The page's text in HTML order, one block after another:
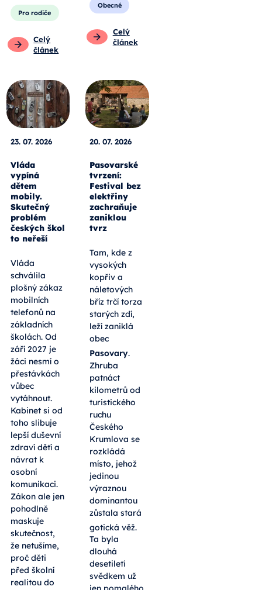
Pro rodiče
Celý
článek
Obecné
Celý
článek
23. 07. 2026
Vláda
vypíná
dětem
mobily.
Skutečný
problém
českých škol
to neřeší
Vláda
schválila
plošný zákaz
mobilních
telefonů na
základních
školách. Od
září 2027 je
žáci nesmí o
přestávkách
vůbec
vytáhnout.
Kabinet si od
toho slibuje
lepší duševní
zdraví dětí a
návrat k
osobní
komunikaci.
Zákon ale jen
pohodlně
maskuje
skutečnost,
že netušíme,
proč děti
před školní
realitou do
20. 07. 2026
Pasovarské
tvrzení:
Festival bez
elektřiny
zachraňuje
zaniklou
tvrz
Tam, kde z
vysokých
kopřiv a
náletových
bříz trčí torza
starých zdí,
leží zaniklá
obec
Pasovary.
Zhruba
patnáct
kilometrů od
turistického
ruchu
Českého
Krumlova se
rozkládá
místo, jehož
jedinou
výraznou
dominantou
zůstala stará
gotická věž.
Ta byla
dlouhá
desetiletí
svědkem už